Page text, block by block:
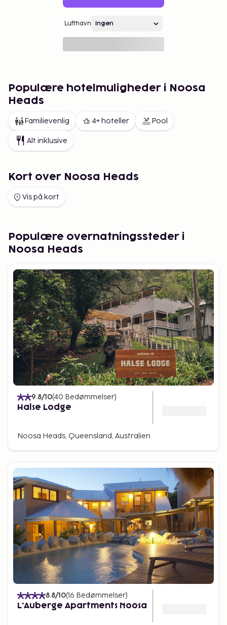
Lufthavn
Populære hotelmuligheder i Noosa
Heads
Familievenlig 4+ hoteller Pool
Alt inklusive
Kort over Noosa Heads
Vis på kort
Populære overnatningssteder i
Noosa Heads
9.8/10(40 Bedømmelser)
Halse Lodge
Noosa Heads, Queensland, Australien
8.8/10(16 Bedømmelser)
L'Auberge Apartments Noosa